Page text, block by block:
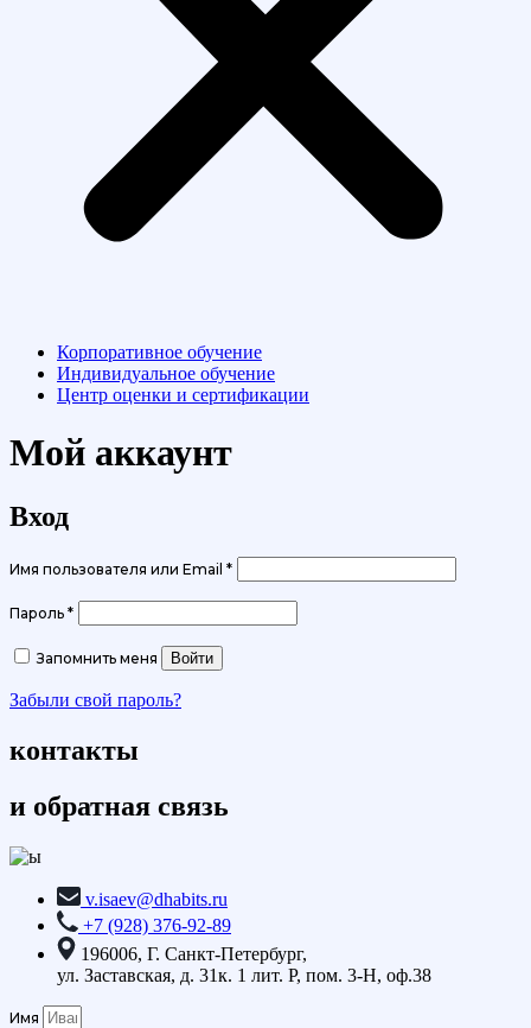
Корпоративное обучение
Индивидуальное обучение
Центр оценки и сертификации
Мой аккаунт
Вход
Имя пользователя или Email *Обязательно
Пароль *Обязательно
Запомнить меня Войти
Забыли свой пароль?
контакты
и обратная связь
v.isaev@dhabits.ru
+7 (928) 376-92-89
196006, Г. Санкт-Петербург,
ул. Заставская, д. 31к. 1 лит. Р, пом. 3-Н, оф.38
Имя